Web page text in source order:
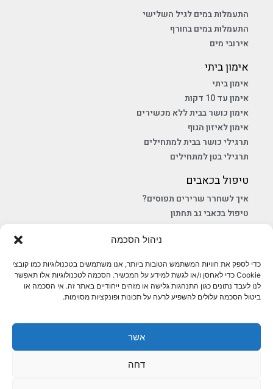
ניהול הסכמה
כדי לספק את חוויות המשתמש הטובות ביותר, אנו משתמשים בטכנולוגיות כמו קובצי
Cookie כדי לאחסן ו/או לגשת למידע על המכשיר. הסכמה לטכנולוגיות אלו תאפשר
לנו לעבד נתונים כגון התנהגות גלישה או מזהים ייחודיים באתר זה. אי הסכמה או
ביטול הסכמה עלולים להשפיע לרעה על תכונות ופונקציות מסוימות.
אשר
דחה
כאשר ילד ששיווי המשקל שלו לא מפותח בהתאם לגילו – הוא
ירבה ליפול, יתקשה במשחקי כדור ויחוש מאוים כל פעם
שתידרש ממנו פעילות מאתגרת וברור שלא יהיה מוכן לעסוק
לפגיעה בביטחון העצמי ובתחושת המסוגלות שלו.
להמשך קריאה »
הידרותרפיסטים
לימוד שחייה הוא מעבר לטכניקה פשוטה, והוא תלוי במידה רבה
במתאמן.ת: מה מצב השרירים, המפרקים, האם יש חולשה